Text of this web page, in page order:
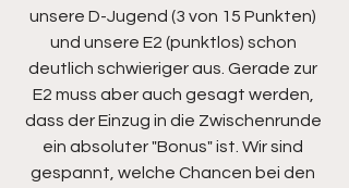
unsere D-Jugend (3 von 15 Punkten)
und unsere E2 (punktlos) schon
deutlich schwieriger aus. Gerade zur
E2 muss aber auch gesagt werden,
dass der Einzug in die Zwischenrunde
ein absoluter "Bonus" ist. Wir sind
gespannt, welche Chancen bei den